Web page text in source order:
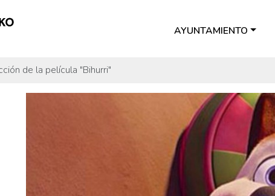
AYUNTAMIENTO
de la película "Bihurri"